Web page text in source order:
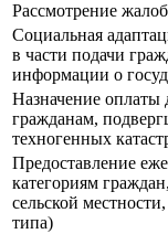
Рассмотрение
Социальная
в части подачи
информации о
Назначение оплаты
гражданам,
техногенных
Предоставление
категориям
сельской
типа)